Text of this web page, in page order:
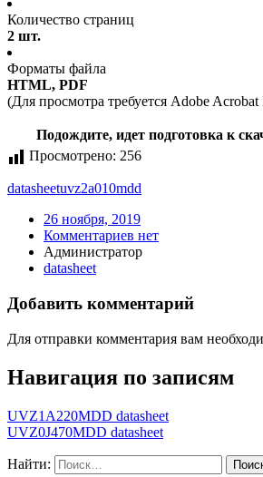
Количество страниц
2 шт.
Форматы файла
HTML, PDF
(Для просмотра требуется Adobe Acrobat
Подождите, идет подготовка к
Просмотрено: 256
datasheetuvz2a010mdd
26 ноября, 2019
Комментариев нет
Администратор
datasheet
Добавить комментарий
Для отправки комментария вам
Навигация по записям
UVZ1A220MDD datasheet
UVZ0J470MDD datasheet
Найти: